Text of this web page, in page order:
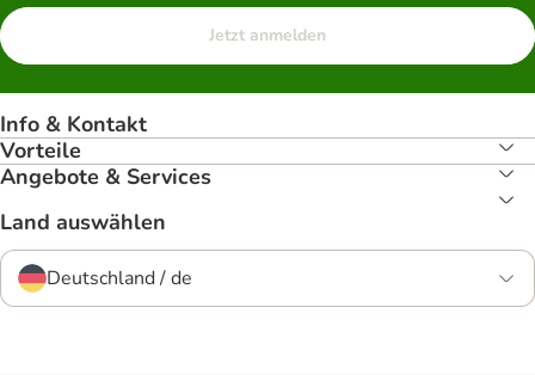
Jetzt anmelden
Info & Kontakt
Vorteile
Angebote & Services
Land auswählen
Deutschland / de